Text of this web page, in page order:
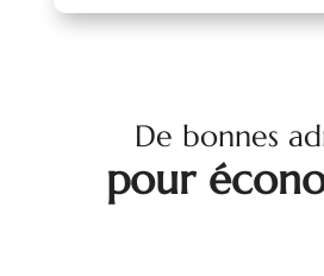
De bonnes
pour